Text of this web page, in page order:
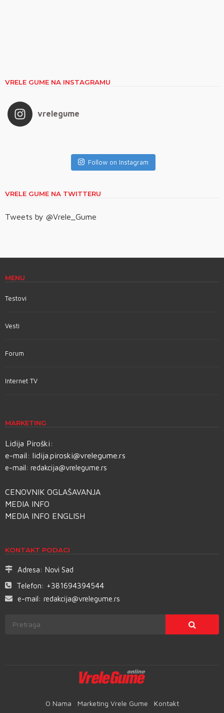
VRELE GUME NA INSTAGRAMU
vrelegume
Follow on Instagram
VRELE GUME NA TWITTERU
Tweets by @Vrele_Gume
MENU
Testovi
Vesti
Forum
Internet TV
MARKETING
Lidija Piroški:
e-mail: lidija.piroski@vrelegume.rs
e-mail: redakcija@vrelegume.rs
CENOVNIK OGLAŠAVANJA
MEDIA INFO
MEDIA INFO ENGLISH
KONTAKT PODACI
Adresa: Novi Sad
Telefon: +381694394544
e-mail: redakcija@vrelegume.rs
O Nama Marketing Vrele Gume Kontakt